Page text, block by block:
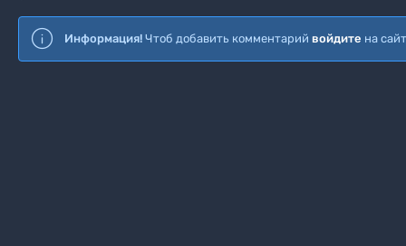
Информация! Чтоб добавить комментарий войдите на